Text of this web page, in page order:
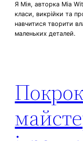
Я Мія, авторка Mia
класи, викрійки та
навчитися творити
маленьких деталей.